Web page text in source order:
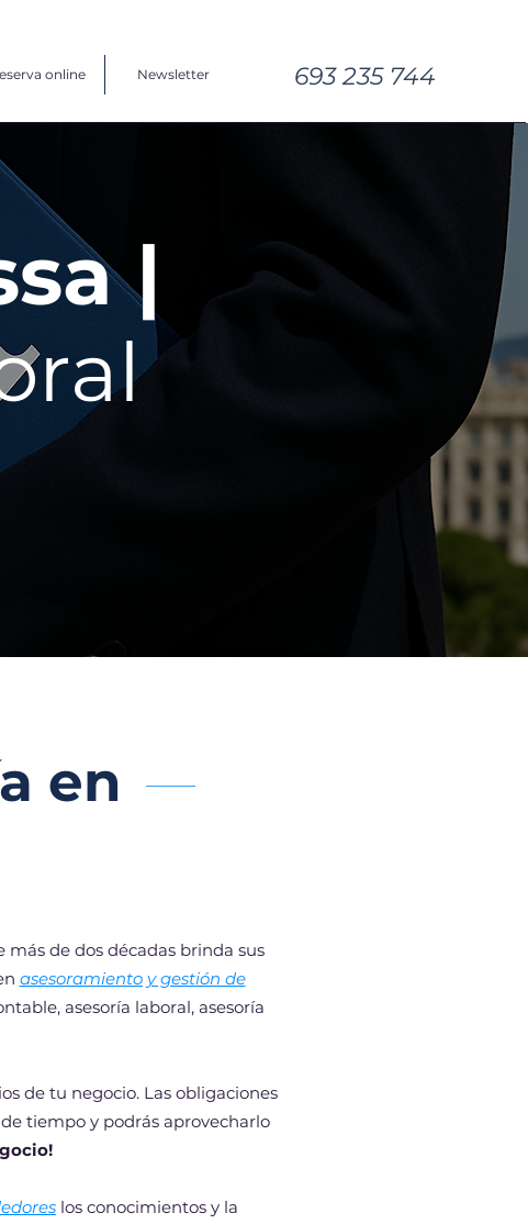
online Newsletter 693 235 744
|
en
de dos décadas brinda sus
asesoramiento y gestión de
asesoría laboral, asesoría
de tu negocio. Las obligaciones
tiempo y podrás aprovecharlo
los conocimientos y la